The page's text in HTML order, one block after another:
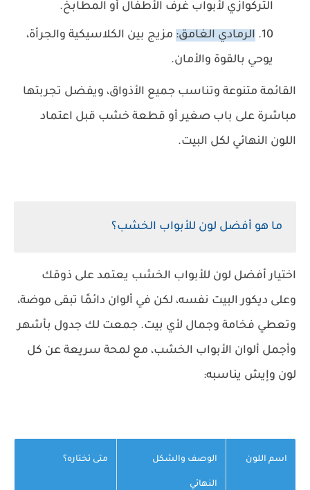
التركوازي لأبواب غرف الأطفال أو المطابخ.
الرمادي الغامق: مزيج بين الكلاسيكية والجرأة،
يوحي بالقوة والأمان.
القائمة متنوعة وتناسب جميع الأذواق، ويفضل تجربتها
مباشرة على باب صغير أو قطعة خشب قبل اعتماد
اللون النهائي لكل البيت.
ما هو أفضل لون للأبواب الخشب؟
اختيار أفضل لون للأبواب الخشب يعتمد على ذوقك
وعلى ديكور البيت نفسه، لكن في ألوان دائمًا تبقى موضة،
وتعطي فخامة وجمال لأي بيت. جمعت لك جدول بأشهر
وأجمل ألوان الأبواب الخشب، مع لمحة سريعة عن كل
لون وإيش يناسبه:
اسم اللون الوصف والشكل
النهائي
متى تختاره؟